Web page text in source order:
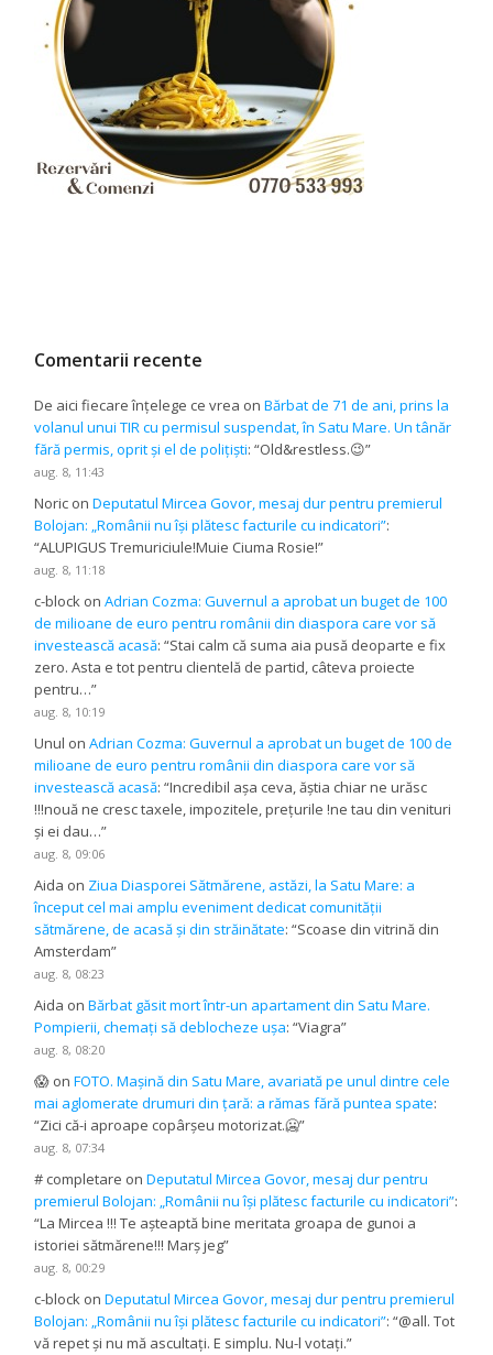
Comentarii recente
De aici fiecare înțelege ce vrea onBărbat de 71 de ani, prins la
volanul unui TIR cu permisul suspendat, în Satu Mare. Un tânăr
fără permis, oprit și el de polițiști: “Old&restless.😉”
aug. 8, 11:43
Noric onDeputatul Mircea Govor, mesaj dur pentru premierul
Bolojan: „Românii nu își plătesc facturile cu indicatori”:
“ALUPIGUS Tremuriciule!Muie Ciuma Rosie!”
aug. 8, 11:18
c-block onAdrian Cozma: Guvernul a aprobat un buget de 100
de milioane de euro pentru românii din diaspora care vor să
investească acasă: “Stai calm că suma aia pusă deoparte e fix
zero. Asta e tot pentru clientelă de partid, câteva proiecte
pentru…”
aug. 8, 10:19
Unul onAdrian Cozma: Guvernul a aprobat un buget de 100 de
milioane de euro pentru românii din diaspora care vor să
investească acasă: “Incredibil așa ceva, ăștia chiar ne urăsc
!!!nouă ne cresc taxele, impozitele, prețurile !ne tau din venituri
și ei dau…”
aug. 8, 09:06
Aida on Ziua Diasporei Sătmărene, astăzi, la Satu Mare: a
început cel mai amplu eveniment dedicat comunității
sătmărene, de acasă și din străinătate: “Scoase din vitrină din
Amsterdam”
aug. 8, 08:23
Aida onBărbat găsit mort într-un apartament din Satu Mare.
Pompierii, chemați să deblocheze ușa: “Viagra”
aug. 8, 08:20
😱 onFOTO. Mașină din Satu Mare, avariată pe unul dintre cele
mai aglomerate drumuri din țară: a rămas fără puntea spate:
“Zici că-i aproape copârșeu motorizat.🥶”
aug. 8, 07:34
# completare onDeputatul Mircea Govor, mesaj dur pentru
premierul Bolojan: „Românii nu își plătesc facturile cu indicatori”:
“La Mircea !!! Te așteaptă bine meritata groapa de gunoi a
istoriei sătmărene!!! Marș jeg”
aug. 8, 00:29
c-block onDeputatul Mircea Govor, mesaj dur pentru premierul
Bolojan: „Românii nu își plătesc facturile cu indicatori”: “@all. Tot
vă repet și nu mă ascultați. E simplu. Nu-l votați.”